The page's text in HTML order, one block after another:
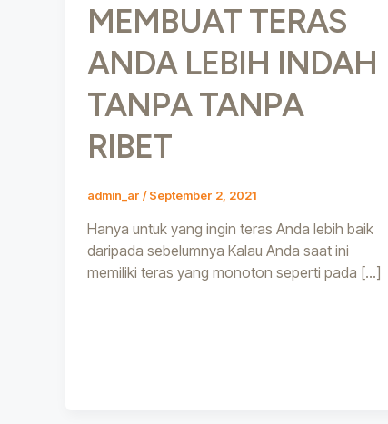
MEMBUAT TERAS
ANDA LEBIH INDAH
TANPA TANPA
RIBET
admin_ar /September 2, 2021
Hanya untuk yang ingin teras Anda lebih baik
daripada sebelumnya Kalau Anda saat ini
memiliki teras yang monoton seperti pada […]